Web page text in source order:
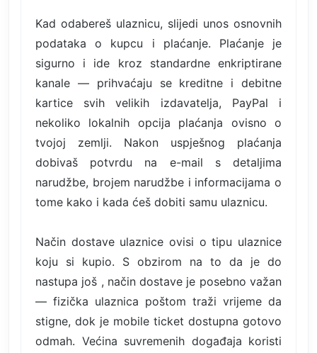
Kad odabereš ulaznicu, slijedi unos osnovnih
podataka o kupcu i plaćanje. Plaćanje je
sigurno i ide kroz standardne enkriptirane
kanale — prihvaćaju se kreditne i debitne
kartice svih velikih izdavatelja, PayPal i
nekoliko lokalnih opcija plaćanja ovisno o
tvojoj zemlji. Nakon uspješnog plaćanja
dobivaš potvrdu na e-mail s detaljima
narudžbe, brojem narudžbe i informacijama o
tome kako i kada ćeš dobiti samu ulaznicu.
Način dostave ulaznice ovisi o tipu ulaznice
koju si kupio. S obzirom na to da je do
nastupa još , način dostave je posebno važan
— fizička ulaznica poštom traži vrijeme da
stigne, dok je mobile ticket dostupna gotovo
odmah. Većina suvremenih događaja koristi